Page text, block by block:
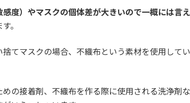
度）やマスクの個体差が大きいので一概には言
。
てマスクの場合、不織布という素材を使用して
の接着剤、不織布を作る際に使用される洗浄剤